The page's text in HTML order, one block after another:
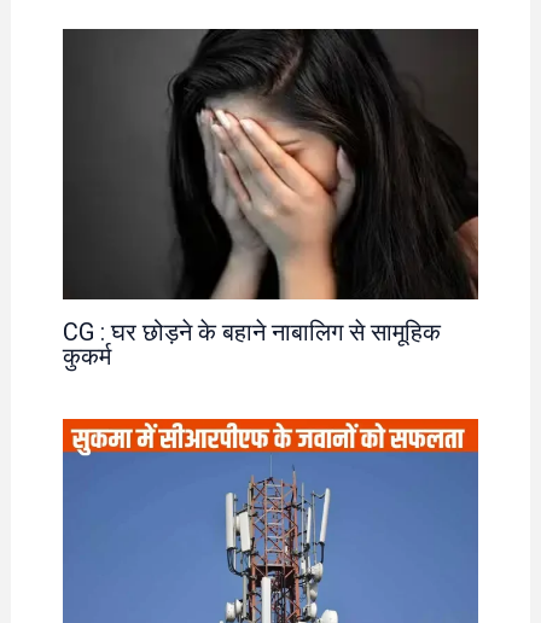
CG : घर छोड़ने के बहाने नाबालिग से सामूहिक
कुकर्म